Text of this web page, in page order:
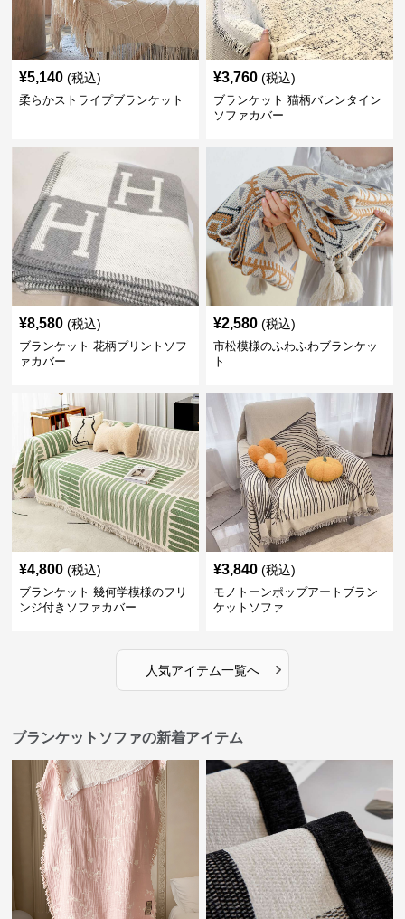
¥5,140 (税込)
柔らかストライプブランケット
¥3,760 (税込)
ブランケット 猫柄バレンタイン
ソファカバー
¥8,580 (税込)
ブランケット 花柄プリントソフ
ァカバー
¥2,580 (税込)
市松模様のふわふわブランケッ
ト
¥4,800 (税込)
ブランケット 幾何学模様のフリ
ンジ付きソファカバー
¥3,840 (税込)
モノトーンポップアートブラン
ケットソファ
人気アイテム一覧へ ›
ブランケットソファの新着アイテム